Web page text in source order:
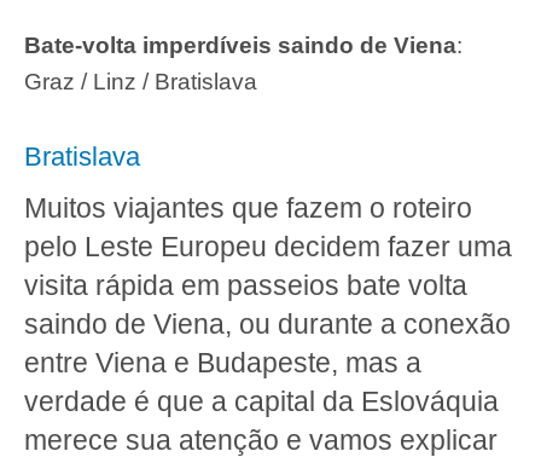
Bate-volta imperdíveis saindo de Viena:
Graz / Linz / Bratislava
Bratislava
Muitos viajantes que fazem o roteiro
pelo Leste Europeu decidem fazer uma
visita rápida em passeios bate volta
saindo de Viena, ou durante a conexão
entre Viena e Budapeste, mas a
verdade é que a capital da Eslováquia
merece sua atenção e vamos explicar